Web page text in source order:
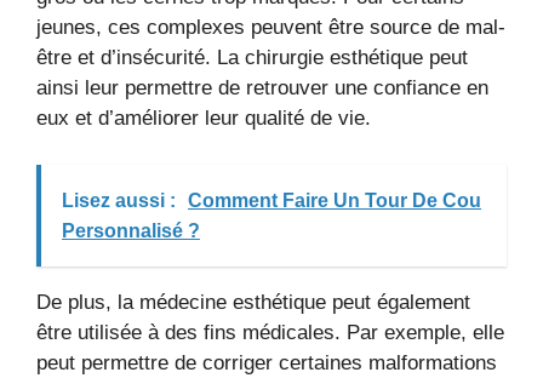
jeunes, ces complexes peuvent être source de mal-
être et d’insécurité. La chirurgie esthétique peut
ainsi leur permettre de retrouver une confiance en
eux et d’améliorer leur qualité de vie.
Lisez aussi :
Comment Faire Un Tour De Cou
Personnalisé ?
De plus, la médecine esthétique peut également
être utilisée à des fins médicales. Par exemple, elle
peut permettre de corriger certaines malformations